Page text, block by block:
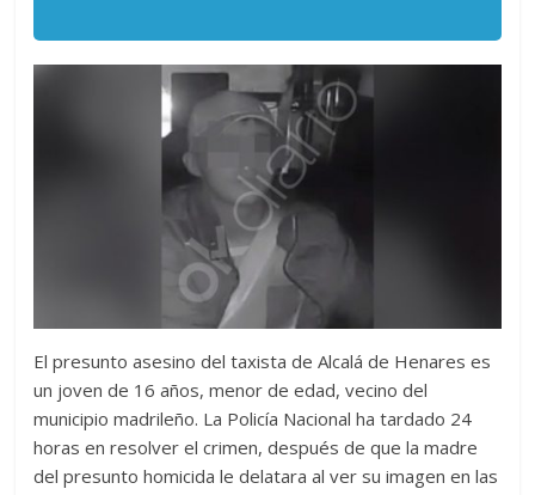
El presunto asesino del taxista de Alcalá de Henares es
un joven de 16 años, menor de edad, vecino del
municipio madrileño. La Policía Nacional ha tardado 24
horas en resolver el crimen, después de que la madre
del presunto homicida le delatara al ver su imagen en las